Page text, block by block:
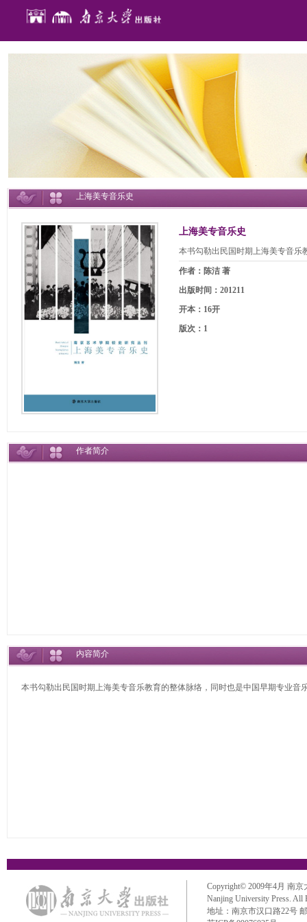
上海美专音乐史
上海美专音乐史
本书勾勒出民国时期上海美专音乐
作者：陈洁 著
出版时间：201211
开本：16开
版次：1
作者简介
内容简介
本书勾勒出民国时期上海美专音乐教育的整体脉络，同时也是中国早期专业音
Copyright© 2009年4月 南京
Nanjing University Press. All
地址：南京市汉口路22号